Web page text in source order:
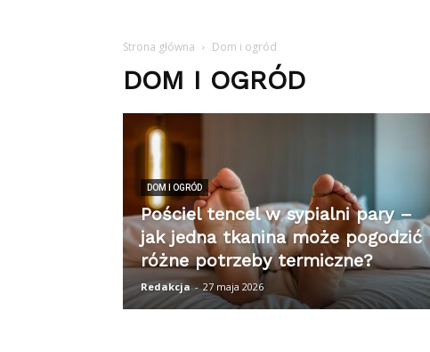
Strona główna Dom i ogród
DOM I OGRÓD
DOM I OGRÓD
Pościel tencel w sypialni pary –
jak jedna tkanina może pogodzić
różne potrzeby termiczne?
Redakcja - 27 maja 2026